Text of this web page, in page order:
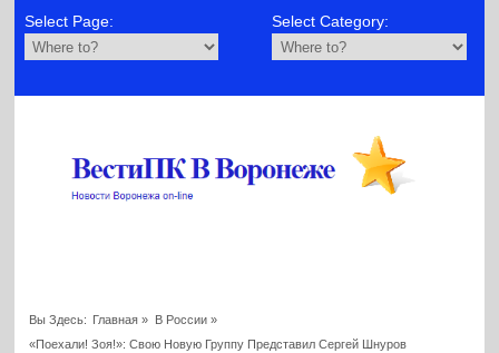
Select Page: Select Category:
Вы Здесь: Главная » В России»
«Поехали! Зоя!»: Свою Новую Группу Представил Сергей Шнуров